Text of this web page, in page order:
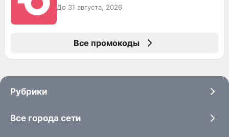
До 31 августа, 2026
Все промокоды
Рубрики
Все города сети